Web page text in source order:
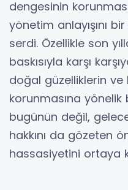
dengesinin
yönetim anlayışını
serdi. Özellikle son
baskısıyla karşı
doğal güzelliklerin ve
korunmasına yönelik
bugünün değil,
hakkını da gözeten
hassasiyetini ortaya